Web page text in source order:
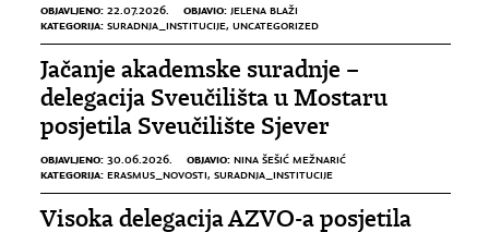
OBJAVLJENO: 22.07.2026. OBJAVIO: JELENA BLAŽI
KATEGORIJA: SURADNJA_INSTITUCIJE, UNCATEGORIZED
Jačanje akademske suradnje –
delegacija Sveučilišta u Mostaru
posjetila Sveučilište Sjever
OBJAVLJENO: 30.06.2026. OBJAVIO: NINA ŠEŠIĆ MEŽNARIĆ
KATEGORIJA: ERASMUS_NOVOSTI, SURADNJA_INSTITUCIJE
Visoka delegacija AZVO-a posjetila